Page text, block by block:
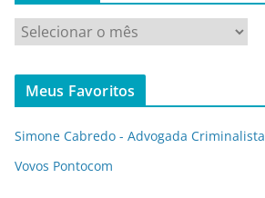
q
v
o
Meus Favoritos
Simone Cabredo - Advogada Criminalista
Vovos Pontocom